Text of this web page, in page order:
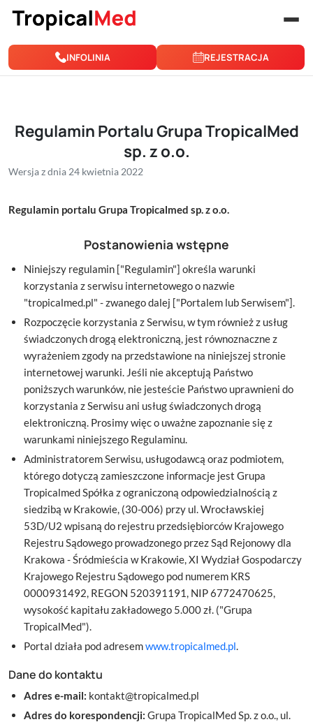
Przejdź do treści
INFOLINIA REJESTRACJA
Regulamin Portalu Grupa TropicalMed
sp. z o.o.
Wersja z dnia 24 kwietnia 2022
Regulamin portalu Grupa Tropicalmed sp. z o.o.
Postanowienia wstępne
Niniejszy regulamin ["Regulamin"] określa warunki
korzystania z serwisu internetowego o nazwie
"tropicalmed.pl" - zwanego dalej ["Portalem lub Serwisem"].
Rozpoczęcie korzystania z Serwisu, w tym również z usług
świadczonych drogą elektroniczną, jest równoznaczne z
wyrażeniem zgody na przedstawione na niniejszej stronie
internetowej warunki. Jeśli nie akceptują Państwo
poniższych warunków, nie jesteście Państwo uprawnieni do
korzystania z Serwisu ani usług świadczonych drogą
elektroniczną. Prosimy więc o uważne zapoznanie się z
warunkami niniejszego Regulaminu.
Administratorem Serwisu, usługodawcą oraz podmiotem,
którego dotyczą zamieszczone informacje jest Grupa
Tropicalmed Spółka z ograniczoną odpowiedzialnością z
siedzibą w Krakowie, (30-006) przy ul. Wrocławskiej
53D/U2 wpisaną do rejestru przedsiębiorców Krajowego
Rejestru Sądowego prowadzonego przez Sąd Rejonowy dla
Krakowa - Śródmieścia w Krakowie, XI Wydział Gospodarczy
Krajowego Rejestru Sądowego pod numerem KRS
0000931492, REGON 520391191, NIP 6772470625,
wysokość kapitału zakładowego 5.000 zł. ("Grupa
TropicalMed").
Portal działa pod adresemwww.tropicalmed.pl.
Dane do kontaktu
Adres e-mail: kontakt@tropicalmed.pl
Adres do korespondencji: Grupa TropicalMed Sp. z o.o., ul.